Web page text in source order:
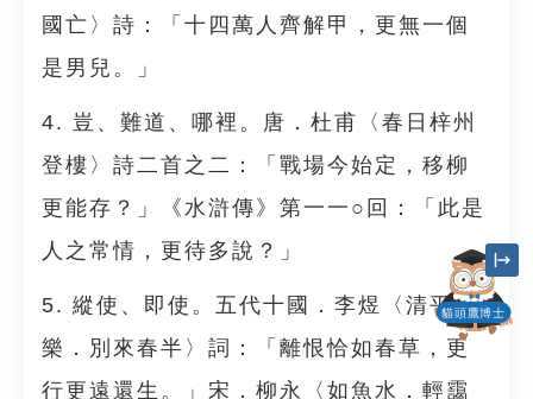
國亡〉詩：「十四萬人齊解甲，更無一個
是男兒。」
4. 豈、難道、哪裡。唐．杜甫〈春日梓州
登樓〉詩二首之二：「戰場今始定，移柳
更能存？」《水滸傳》第一一○回：「此是
人之常情，更待多說？」
5. 縱使、即使。五代十國．李煜〈清平
樂．別來春半〉詞：「離恨恰如春草，更
行更遠還生。」宋．柳永〈如魚水．輕靄
貓頭鷹博士